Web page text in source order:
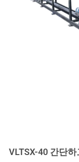
VLTSX-40 간단